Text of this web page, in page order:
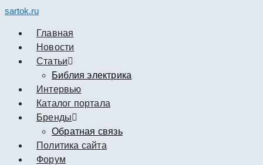
sartok.ru
Главная
Новости
Cтатьи
Библия электрика
Интервью
Каталог портала
Бренды
Обратная связь
Политика сайта
Форум